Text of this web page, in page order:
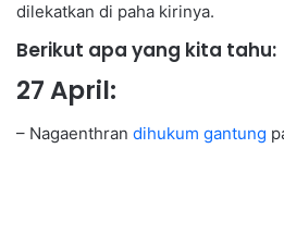
dilekatkan di paha kirinya.
Berikut apa yang kita tahu:
27 April:
– Nagaenthran dihukum gantung